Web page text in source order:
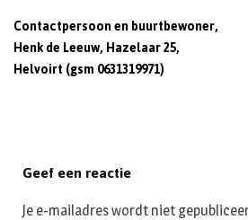
Contactpersoon en buurtbewoner,
Henk de Leeuw,Hazelaar 25,
Helvoirt (gsm 0631319971)
Geef een reactie
Je e-mailadres wordt niet